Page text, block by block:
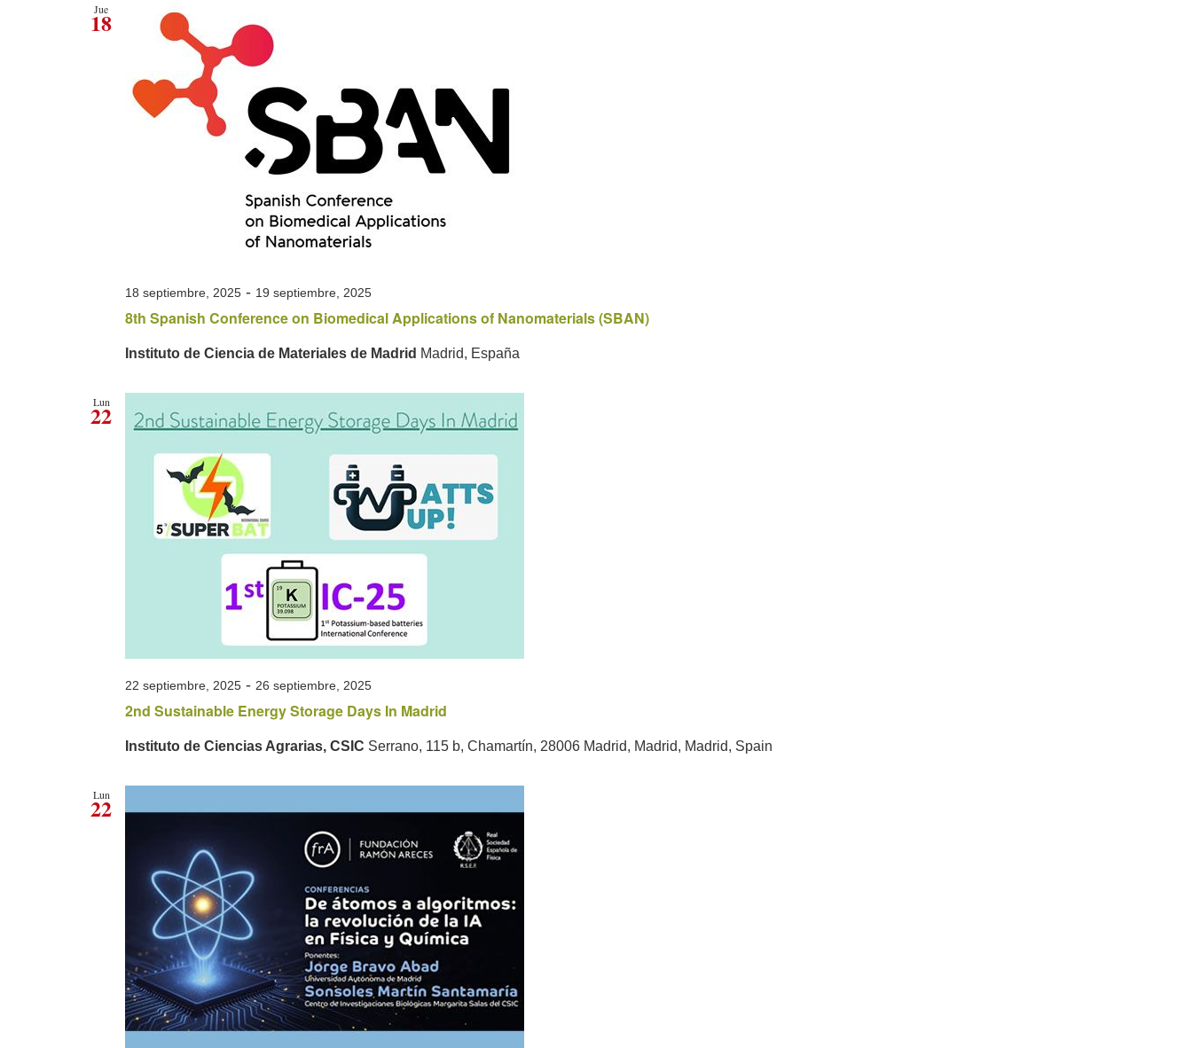
Jue
18
18 septiembre, 2025 - 19 septiembre, 2025
8th Spanish Conference on Biomedical Applications of Nanomaterials (SBAN)
Instituto de Ciencia de Materiales de Madrid Madrid, España
Lun
22
22 septiembre, 2025 - 26 septiembre, 2025
2nd Sustainable Energy Storage Days In Madrid
Instituto de Ciencias Agrarias, CSIC Serrano, 115 b, Chamartín, 28006 Madrid, Madrid, Madrid, Spain
Lun
22